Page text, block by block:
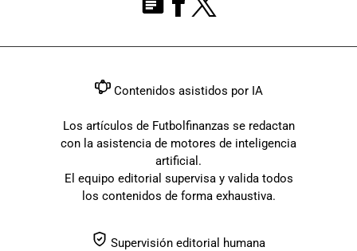
Contenidos asistidos por IA
Los artículos de Futbolfinanzas se redactan
con la asistencia de motores de inteligencia
artificial.
El equipo editorial supervisa y valida todos
los contenidos de forma exhaustiva.
Supervisión editorial humana